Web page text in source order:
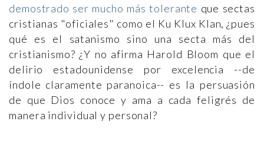
demostrado ser mucho más tolerante que sectas
cristianas "oficiales" como el Ku Klux Klan, ¿pues
qué es el satanismo sino una secta más del
cristianismo? ¿Y no afirma Harold Bloom que el
delirio estadounidense por excelencia --de
índole claramente paranoica-- es la persuasión
de que Dios conoce y ama a cada feligrés de
manera individual y personal?